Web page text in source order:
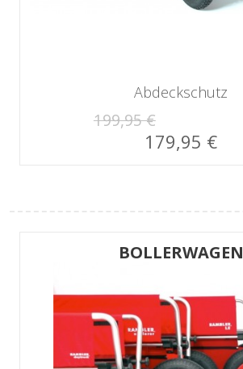
Abdeckschutz
199,95 €
179,95 €
BOLLERWAGEN